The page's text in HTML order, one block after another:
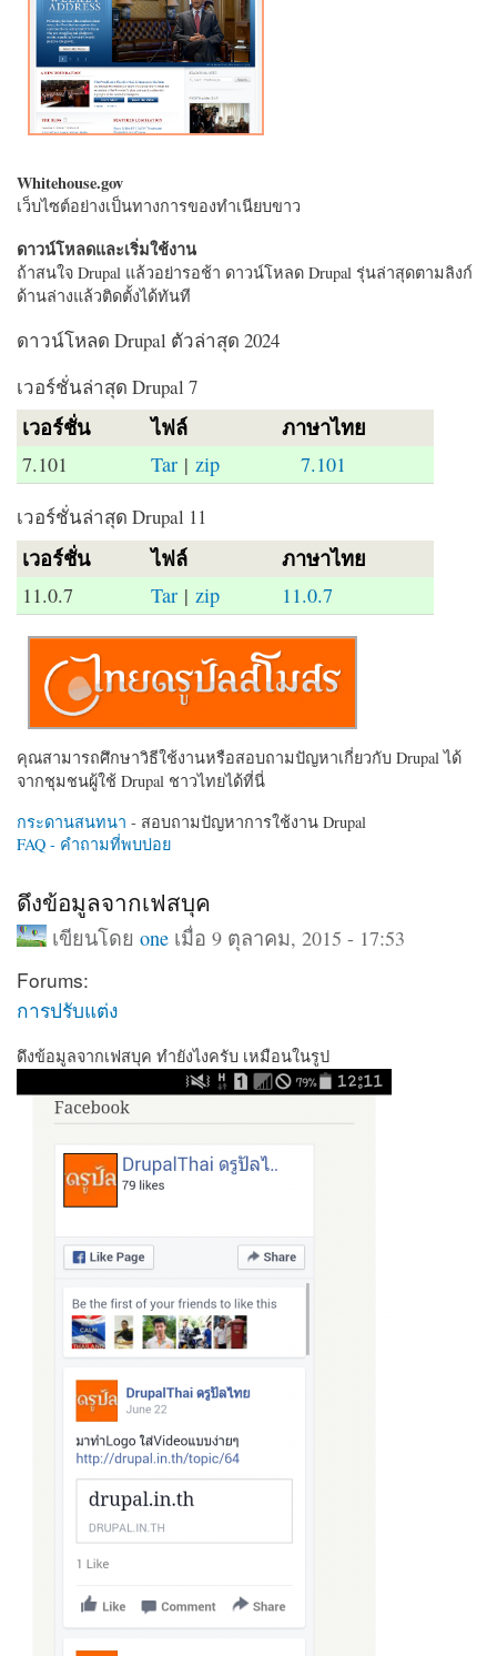
Whitehouse.gov
เว็บไซต์อย่างเป็นทางการของทำเนียบขาว
ดาวน์โหลดและเริ่มใช้งาน
ถ้าสนใจ Drupal แล้วอย่ารอช้า ดาวน์โหลด Drupal รุ่นล่าสุดตามลิงก์
ด้านล่างแล้วติดตั้งได้ทันที
ดาวน์โหลด Drupal ตัวล่าสุด 2024
เวอร์ชั่นล่าสุด Drupal 7
เวอร์ชั่น ไฟล์ ภาษาไทย
7.101 Tar |zip 7.101
เวอร์ชั่นล่าสุด Drupal 11
เวอร์ชั่น ไฟล์ ภาษาไทย
11.0.7 Tar | zip 11.0.7
คุณสามารถศึกษาวิธีใช้งานหรือสอบถามปัญหาเกี่ยวกับ Drupal ได้
จากชุมชนผู้ใช้ Drupal ชาวไทยได้ที่นี่
กระดานสนทนา - สอบถามปัญหาการใช้งาน Drupal
FAQ - คำถามที่พบบ่อย
ดึงข้อมูลจากเฟสบุค
เขียนโดย oneเมื่อ 9 ตุลาคม, 2015 - 17:53
Forums:
การปรับแต่ง
ดึงข้อมูลจากเฟสบุค ทำยังไงครับ เหมือนในรูป